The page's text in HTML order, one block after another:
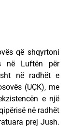
që shqyrtoni
në Luftën për
në radhët e
(UÇK), me
e një
në radhët
prej Jush.